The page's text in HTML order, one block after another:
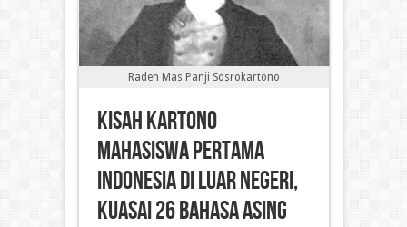
Raden Mas Panji Sosrokartono
Kisah Kartono
Mahasiswa Pertama
Indonesia di Luar Negeri,
Kuasai 26 Bahasa Asing